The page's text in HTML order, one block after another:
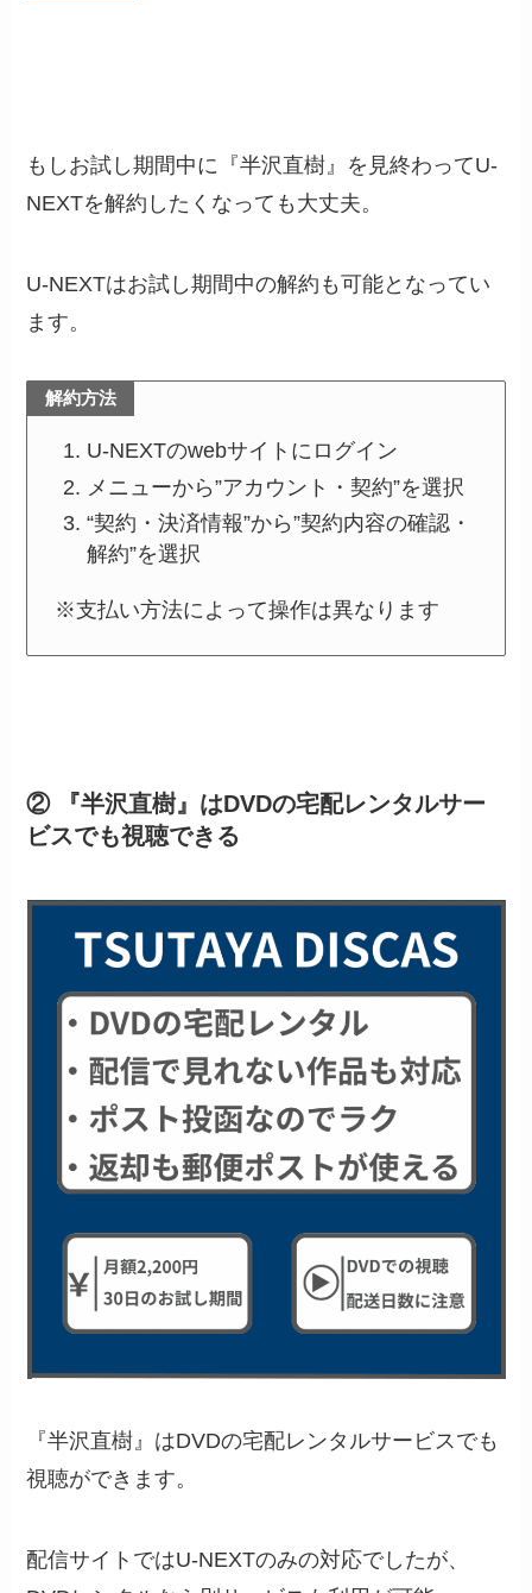
もしお試し期間中に『半沢直樹』を見終わってU-
NEXTを解約したくなっても大丈夫。
U-NEXTはお試し期間中の解約も可能となってい
ます。
解約方法
U-NEXTのwebサイトにログイン
メニューから”アカウント・契約”を選択
“契約・決済情報”から”契約内容の確認・
解約”を選択
※支払い方法によって操作は異なります
② 『半沢直樹』はDVDの宅配レンタルサー
ビスでも視聴できる
『半沢直樹』はDVDの宅配レンタルサービスでも
視聴ができます。
配信サイトではU-NEXTのみの対応でしたが、